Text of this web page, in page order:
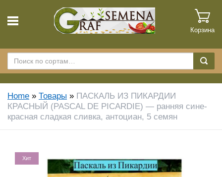
Корзина
Home » Товары » ПАСКАЛЬ ИЗ ПИКАРДИИ
КРАСНЫЙ (PASCAL DE PICARDIE) — ранняя сине-
красная сладкая сливка, антоциан, 5 семян
Хит